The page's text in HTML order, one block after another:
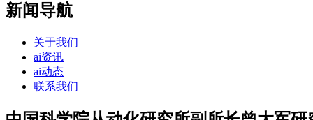
新闻导航
关于我们
ai资讯
ai动态
联系我们